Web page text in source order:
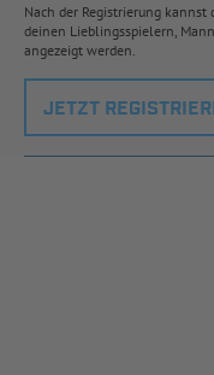
Nach der Registrierung kannst
deinen Lieblingsspielern,
angezeigt werden.
JETZT